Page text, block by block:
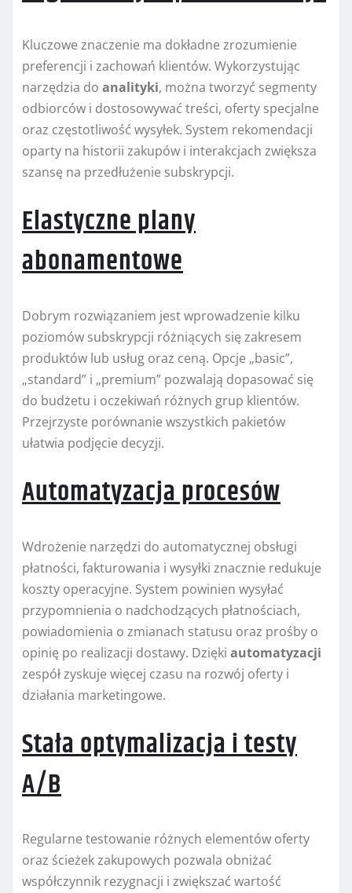
Kluczowe znaczenie ma dokładne zrozumienie
preferencji i zachowań klientów. Wykorzystując
narzędzia do analityki, można tworzyć segmenty
odbiorców i dostosowywać treści, oferty specjalne
oraz częstotliwość wysyłek. System rekomendacji
oparty na historii zakupów i interakcjach zwiększa
szansę na przedłużenie subskrypcji.
Elastyczne plany
abonamentowe
Dobrym rozwiązaniem jest wprowadzenie kilku
poziomów subskrypcji różniących się zakresem
produktów lub usług oraz ceną. Opcje „basic”,
„standard” i „premium” pozwalają dopasować się
do budżetu i oczekiwań różnych grup klientów.
Przejrzyste porównanie wszystkich pakietów
ułatwia podjęcie decyzji.
Automatyzacja procesów
Wdrożenie narzędzi do automatycznej obsługi
płatności, fakturowania i wysyłki znacznie redukuje
koszty operacyjne. System powinien wysyłać
przypomnienia o nadchodzących płatnościach,
powiadomienia o zmianach statusu oraz prośby o
opinię po realizacji dostawy. Dzięki automatyzacji
zespół zyskuje więcej czasu na rozwój oferty i
działania marketingowe.
Stała optymalizacja i testy
A/B
Regularne testowanie różnych elementów oferty
oraz ścieżek zakupowych pozwala obniżać
współczynnik rezygnacji i zwiększać wartość